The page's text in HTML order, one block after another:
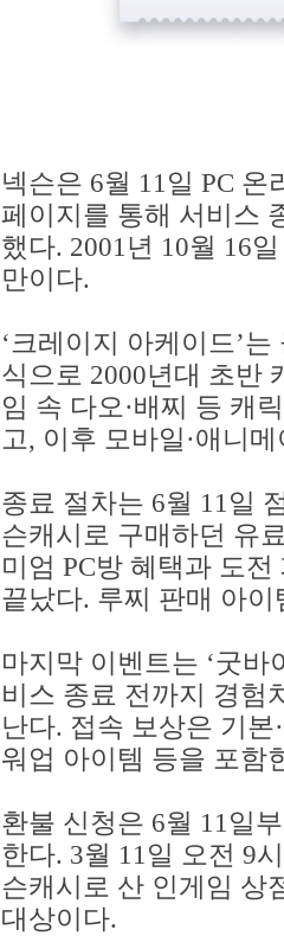
넥슨은 6월 11일 PC 온
페이지를 통해 서비스
했다. 2001년 10월 16
만이다.
‘크레이지 아케이드’
식으로 2000년대 초반
임 속 다오·배찌 등 캐
고, 이후 모바일·애니
종료 절차는 6월 11일
슨캐시로 구매하던 유
미엄 PC방 혜택과 도
끝났다. 루찌 판매 아
마지막 이벤트는 ‘굿바
비스 종료 전까지 경험
난다. 접속 보상은 기본
워업 아이템 등을 포함
환불 신청은 6월 11일
한다. 3월 11일 오전 9
슨캐시로 산 인게임 상
대상이다.